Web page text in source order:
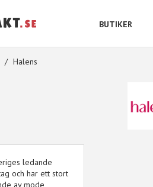
BUTIKER
Halens
ledande
och har ett stort
av mode,